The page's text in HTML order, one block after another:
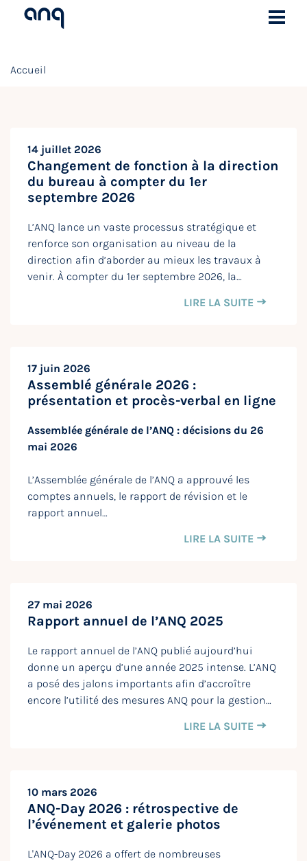
Accueil
14 juillet 2026
Changement de fonction à la direction
du bureau à compter du 1er
septembre 2026
L’ANQ lance un vaste processus stratégique et
renforce son organisation au niveau de la
direction afin d’aborder au mieux les travaux à
venir. À compter du 1er septembre 2026, la…
LIRE LA SUITE
17 juin 2026
Assemblé générale 2026 :
présentation et procès-verbal en ligne
Assemblée générale de l’ANQ : décisions du 26
mai 2026
L’Assemblée générale de l’ANQ a approuvé les
comptes annuels, le rapport de révision et le
rapport annuel…
LIRE LA SUITE
27 mai 2026
Rapport annuel de l’ANQ 2025
Le rapport annuel de l’ANQ publié aujourd’hui
donne un aperçu d’une année 2025 intense. L’ANQ
a posé des jalons importants afin d’accroître
encore l’utilité des mesures ANQ pour la gestion…
LIRE LA SUITE
10 mars 2026
ANQ-Day 2026 : rétrospective de
l’événement et galerie photos
L'ANQ-Day 2026 a offert de nombreuses